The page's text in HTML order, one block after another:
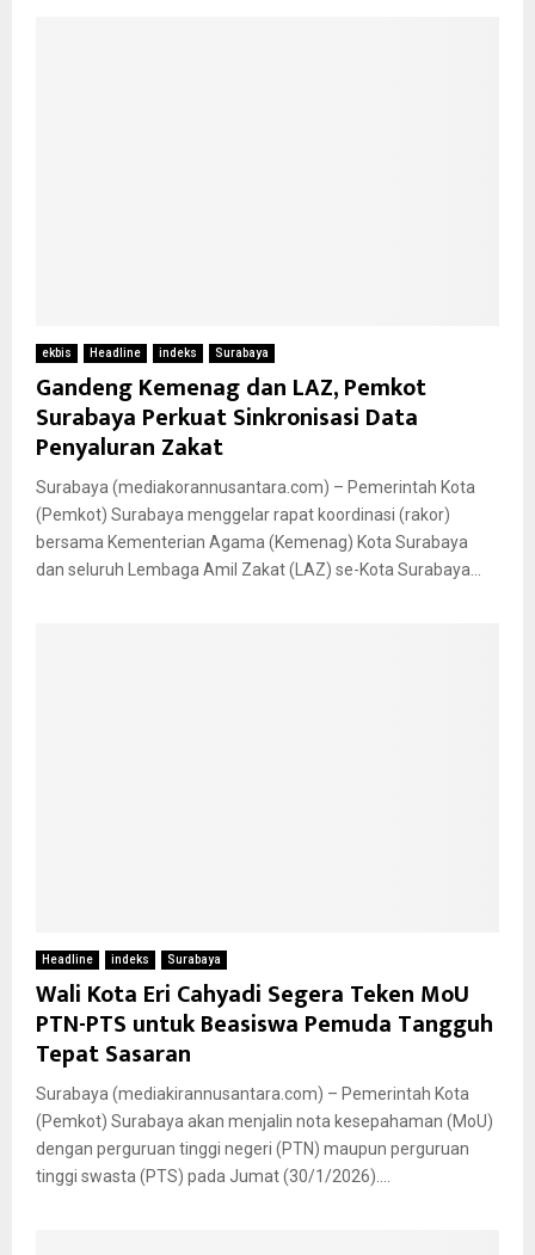
ekbis Headline indeks Surabaya
Gandeng Kemenag dan LAZ, Pemkot
Surabaya Perkuat Sinkronisasi Data
Penyaluran Zakat
Surabaya (mediakorannusantara.com) – Pemerintah Kota
(Pemkot) Surabaya menggelar rapat koordinasi (rakor)
bersama Kementerian Agama (Kemenag) Kota Surabaya
dan seluruh Lembaga Amil Zakat (LAZ) se-Kota Surabaya...
Headline indeks Surabaya
Wali Kota Eri Cahyadi Segera Teken MoU
PTN-PTS untuk Beasiswa Pemuda Tangguh
Tepat Sasaran
Surabaya (mediakirannusantara.com) – Pemerintah Kota
(Pemkot) Surabaya akan menjalin nota kesepahaman (MoU)
dengan perguruan tinggi negeri (PTN) maupun perguruan
tinggi swasta (PTS) pada Jumat (30/1/2026)....